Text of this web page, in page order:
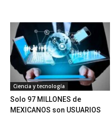
Ciencia y tecnología
Solo 97 MILLONES de
MEXICANOS son USUARIOS